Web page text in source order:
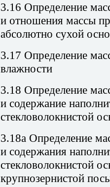
3.16 Определение
и отношения массы
абсолютно сухой
3.17 Определение
влажности
3.18 Определение
и содержание
стекловолокнистой
3.18а Определение
и содержания
стекловолокнистой
крупнозернистой